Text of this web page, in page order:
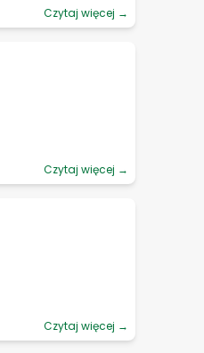
Czytaj więcej →
Czytaj więcej →
Czytaj więcej →